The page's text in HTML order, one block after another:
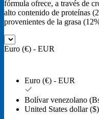
€30,00
fórmula ofrece, a través de
alto contenido de proteínas
provenientes de la grasa
Euro (€) - EUR
Euro (€) - EUR
Bolívar venezolano
United States dollar